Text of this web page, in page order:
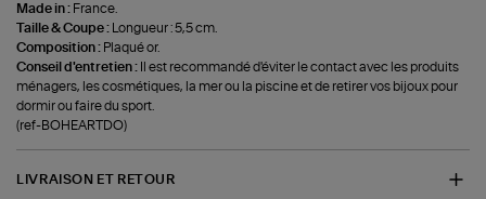
Made in : France.
Taille & Coupe :
Longueur : 5,5 cm.
Composition : Plaqué or.
Conseil d'entretien :
Il est recommandé d'éviter le contact avec les produits
ménagers, les cosmétiques, la mer ou la piscine et de retirer vos bijoux pour
dormir ou faire du sport.
(ref-BOHEARTDO)
LIVRAISON ET RETOUR